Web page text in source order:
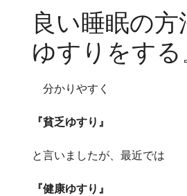
良い睡眠の方
ゆすりをする
分かりやすく
『貧乏ゆすり』
と言いましたが、最近では
『健康ゆすり』